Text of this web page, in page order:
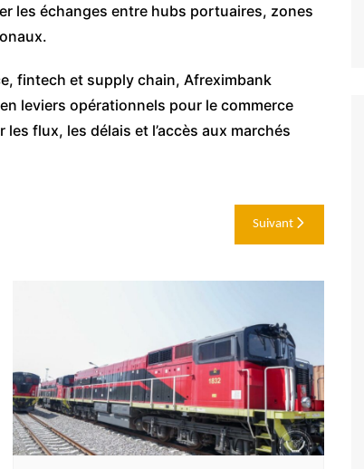
les échanges entre hubs portuaires, zones
fintech et supply chain, Afreximbank
leviers opérationnels pour le commerce
flux, les délais et l’accès aux marchés
Suivant